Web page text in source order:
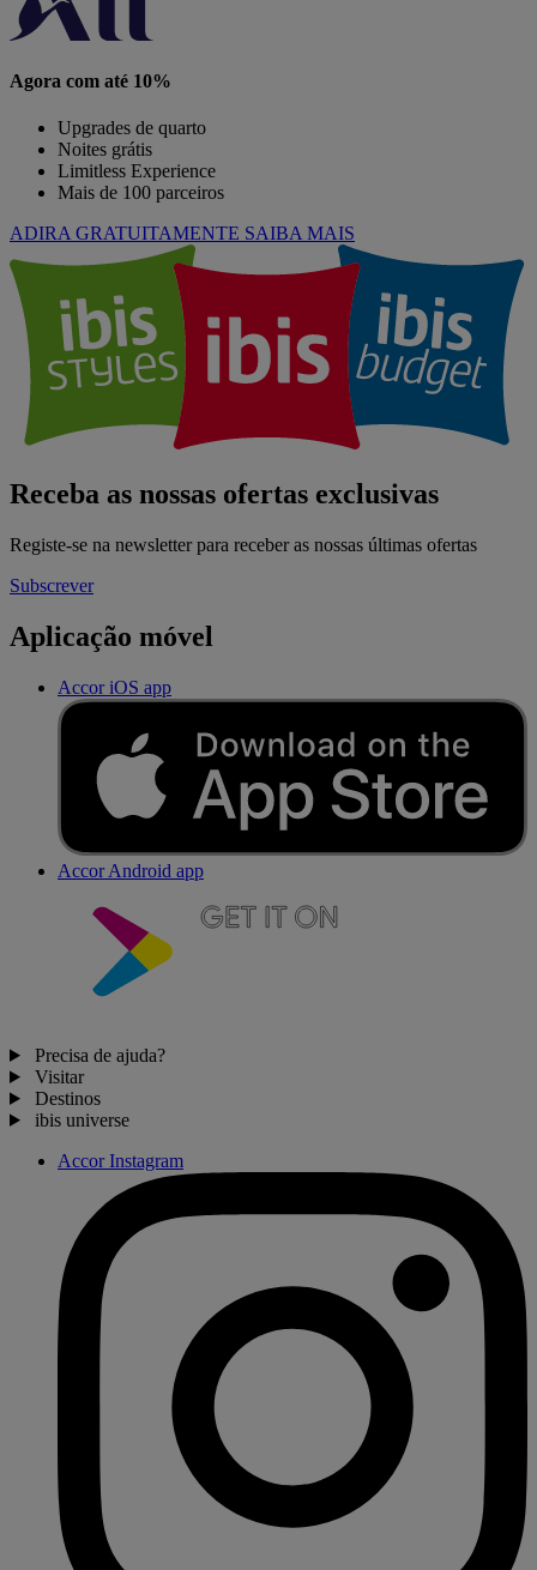
Agora com até 10%
Upgrades de quarto
Noites grátis
Limitless Experience
Mais de 100 parceiros
ADIRA GRATUITAMENTE SAIBA MAIS
Receba as nossas ofertas exclusivas
Registe-se na newsletter para receber as nossas últimas ofertas
Subscrever
Aplicação móvel
Accor iOS app
Accor Android app
Precisa de ajuda?
Visitar
Destinos
ibis universe
Accor Instagram